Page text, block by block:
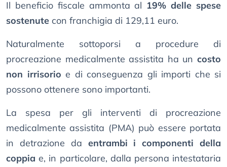
Il beneficio fiscale ammonta al 19% delle spese
sostenute con franchigia di 129,11 euro.
Naturalmente sottoporsi a procedure di
procreazione medicalmente assistita ha un costo
non irrisorio e di conseguenza gli importi che si
possono ottenere sono importanti.
La spesa per gli interventi di procreazione
medicalmente assistita (PMA) può essere portata
in detrazione da entrambi i componenti della
coppia e, in particolare, dalla persona intestataria